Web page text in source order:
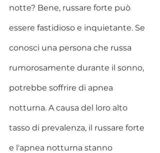
notte? Bene, russare forte può
essere fastidioso e inquietante. Se
conosci una persona che russa
rumorosamente durante il sonno,
potrebbe soffrire di apnea
notturna. A causa del loro alto
tasso di prevalenza, il russare forte
e l'apnea notturna stanno